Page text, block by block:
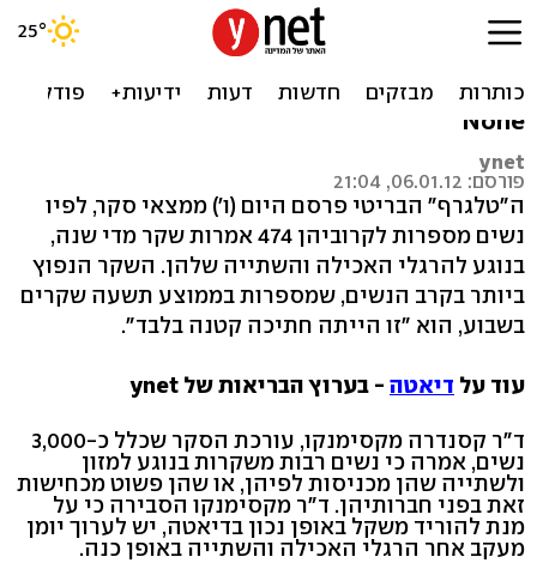
פעמים בשנה על דיאטה
None
ynet
פורסם: 06.01.12, 21:04
ה"טלגרף" הבריטי פרסם היום (ו') ממצאי סקר, לפיו
נשים מספרות לקרוביהן 474 אמרות שקר מדי שנה,
בנוגע להרגלי האכילה והשתייה שלהן. השקר הנפוץ
ביותר בקרב הנשים, שמספרות בממוצע תשעה שקרים
בשבוע, הוא "זו הייתה חתיכה קטנה בלבד".
עוד על דיאטה - בערוץ הבריאות של ynet
ד"ר קסנדרה מקסימנקו, עורכת הסקר שכלל כ-3,000
נשים, אמרה כי נשים רבות משקרות בנוגע למזון
ולשתייה שהן מכניסות לפיהן, או שהן פשוט מכחישות
זאת בפני חברותיהן. ד"ר מקסימנקו הסבירה כי על
מנת להוריד משקל באופן נכון בדיאטה, יש לערוך יומן
מעקב אחר הרגלי האכילה והשתייה באופן כנה.